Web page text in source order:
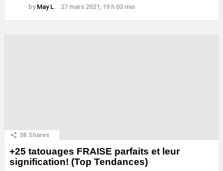
by May L. 27 mars 2021, 19 h 03 min
38 Shares
+25 tatouages ​​FRAISE parfaits et leur
signification! (Top Tendances)